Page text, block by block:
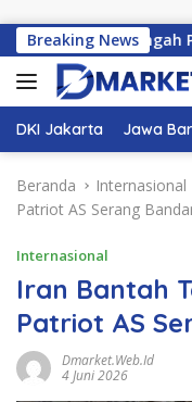
Breaking News
di Tengah
DKI Jakarta Jawa
Beranda Internasional
Patriot AS Serang
Internasional
Iran Bantah
Patriot AS
Dmarket.web.id
4 Juni 2026